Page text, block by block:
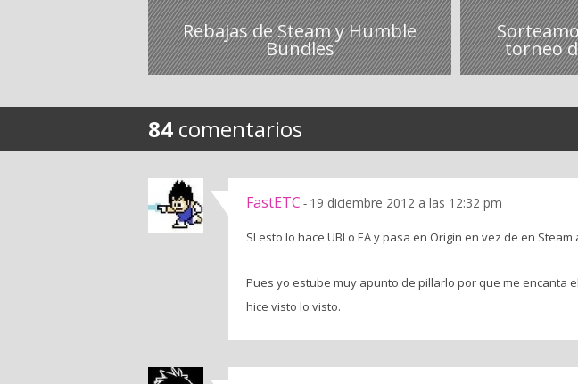
Rebajas de Steam y Humble
Bundles torneo
84 comentarios
FastETC - 19 diciembre 2012 a las 12:32 pm
SI esto lo hace UBI o EA y pasa en Origin en vez de en
Pues yo estube muy apunto de pillarlo por que me encanta
hice visto lo visto.